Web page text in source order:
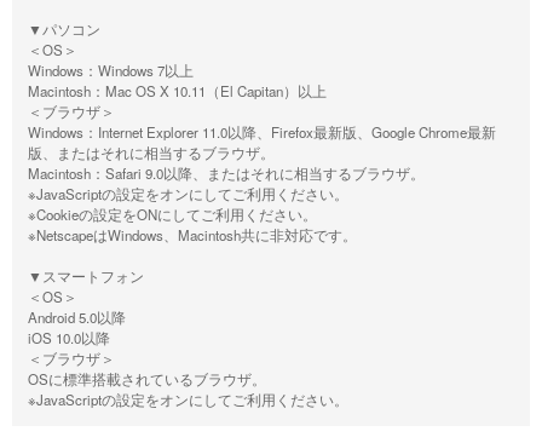
▼パソコン
＜OS＞
Windows：Windows 7以上
Macintosh：Mac OS X 10.11（El Capitan）以上
＜ブラウザ＞
Windows：Internet Explorer 11.0以降、Firefox最新版、Google Chrome最新
版、またはそれに相当するブラウザ。
Macintosh：Safari 9.0以降、またはそれに相当するブラウザ。
※JavaScriptの設定をオンにしてご利用ください。
※Cookieの設定をONにしてご利用ください。
※NetscapeはWindows、Macintosh共に非対応です。
▼スマートフォン
＜OS＞
Android 5.0以降
iOS 10.0以降
＜ブラウザ＞
OSに標準搭載されているブラウザ。
※JavaScriptの設定をオンにしてご利用ください。